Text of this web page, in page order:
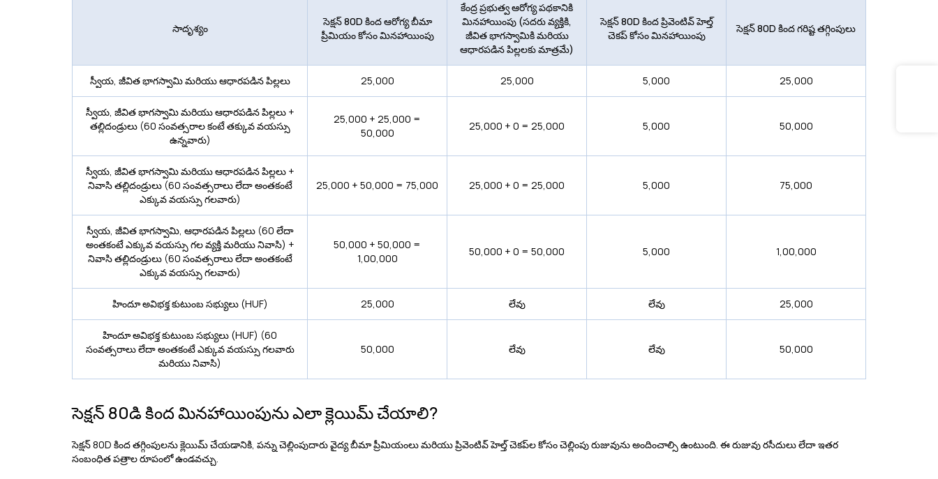
సాదృశ్యం
సెక్షన్ 80D కింద ఆరోగ్య బీమా
ప్రీమియం కోసం మినహాయింపు
కేంద్ర ప్రభుత్వ ఆరోగ్య పథకానికి
మినహాయింపు (సదరు వ్యక్తికి,
జీవిత భాగస్వామికి మరియు
ఆధారపడిన పిల్లలకు మాత్రమే)
సెక్షన్ 80D కింద ప్రివెంటివ్ హెల్త్
చెకప్ కోసం మినహాయింపు
సెక్షన్ 80D కింద గరిష్ట తగ్గింపులు
స్వీయ, జీవిత భాగస్వామి మరియు ఆధారపడిన పిల్లలు ₹25,000 ₹25,000 ₹5,000 ₹25,000
స్వీయ, జీవిత భాగస్వామి మరియు ఆధారపడిన పిల్లలు +
తల్లిదండ్రులు (60 సంవత్సరాల కంటే తక్కువ వయస్సు
ఉన్నవారు)
₹25,000 + ₹25,000 =
₹50,000
₹25,000 + 0 = ₹25,000 ₹5,000 ₹50,000
స్వీయ, జీవిత భాగస్వామి మరియు ఆధారపడిన పిల్లలు +
నివాసి తల్లిదండ్రులు (60 సంవత్సరాలు లేదా అంతకంటే
ఎక్కువ వయస్సు గలవారు)
₹25,000 + ₹50,000 = ₹75,000 ₹25,000 + 0 = ₹25,000 ₹5,000 ₹75,000
స్వీయ, జీవిత భాగస్వామి, ఆధారపడిన పిల్లలు (60 లేదా
అంతకంటే ఎక్కువ వయస్సు గల వ్యక్తి మరియు నివాసి) +
నివాసి తల్లిదండ్రులు (60 సంవత్సరాలు లేదా అంతకంటే
ఎక్కువ వయస్సు గలవారు)
₹50,000 + ₹50,000 =
₹1,00,000
₹50,000 + 0 = ₹50,000 ₹5,000 ₹1,00,000
హిందూ అవిభక్త కుటుంబ సభ్యులు (HUF) ₹25,000 లేవు లేవు ₹25,000
హిందూ అవిభక్త కుటుంబ సభ్యులు (HUF) (60
సంవత్సరాలు లేదా అంతకంటే ఎక్కువ వయస్సు గలవారు
మరియు నివాసి)
₹50,000 లేవు లేవు ₹50,000
సెక్షన్ 80డి కింద మినహాయింపును ఎలా క్లెయిమ్ చేయాలి?
సెక్షన్ 80D కింద తగ్గింపులను క్లెయిమ్ చేయడానికి, పన్ను చెల్లింపుదారు వైద్య బీమా ప్రీమియంలు మరియు ప్రివెంటివ్ హెల్త్ చెకప్‌ల కోసం చెల్లింపు రుజువును అందించాల్సి ఉంటుంది. ఈ రుజువు రసీదులు లేదా ఇతర
సంబంధిత పత్రాల రూపంలో ఉండవచ్చు.